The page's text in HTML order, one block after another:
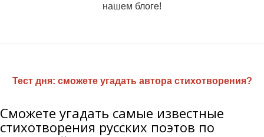
нашем блоге!
Тест дня: сможете угадать автора стихотворения?